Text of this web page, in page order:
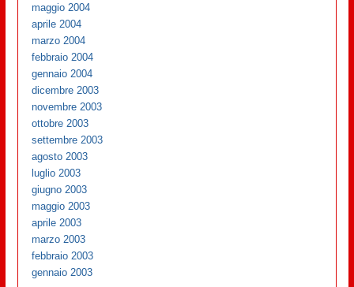
maggio 2004
aprile 2004
marzo 2004
febbraio 2004
gennaio 2004
dicembre 2003
novembre 2003
ottobre 2003
settembre 2003
agosto 2003
luglio 2003
giugno 2003
maggio 2003
aprile 2003
marzo 2003
febbraio 2003
gennaio 2003